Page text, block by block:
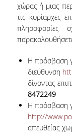
χώρας ή μιας
τις κυρίαρχες
πληροφορίες
H πρόσβαση
διεύθυνση
δίνοντας
8472249
Η πρόσβαση
http://
απευθείας